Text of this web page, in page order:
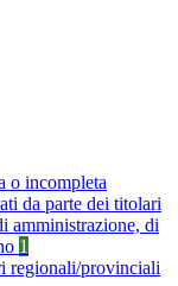
o incompleta
da parte dei titolari
amministrazione, di
1
regionali/provinciali